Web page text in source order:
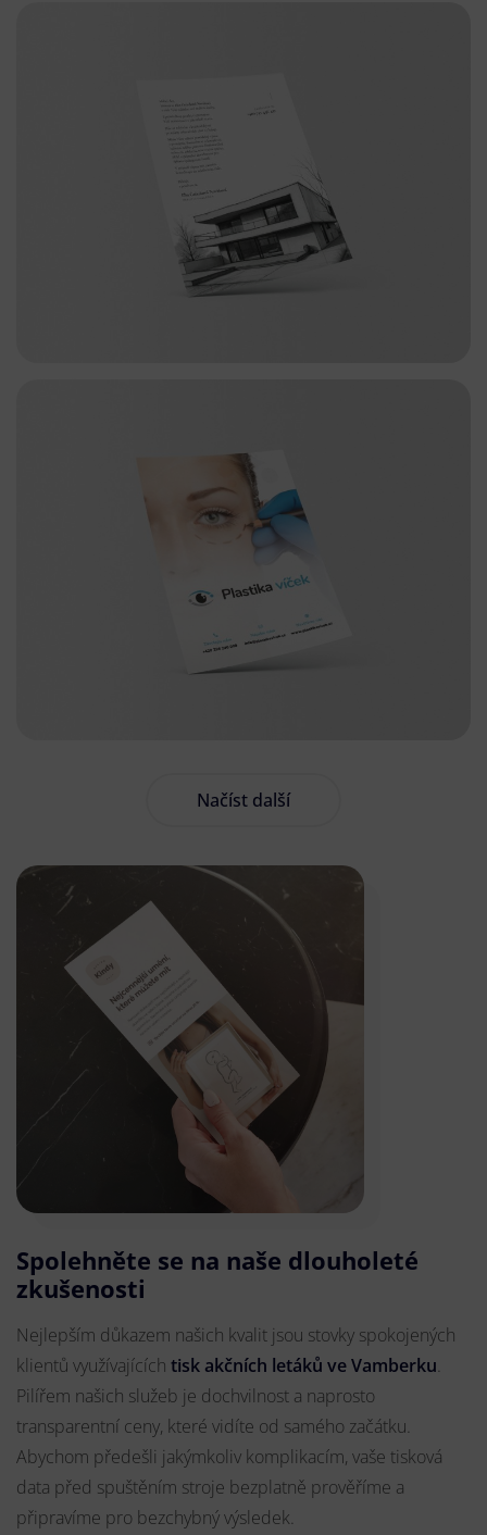
Načíst další
Spolehněte se na naše dlouholeté
zkušenosti
Nejlepším důkazem našich kvalit jsou stovky spokojených
klientů využívajících tisk akčních letáků ve Vamberku.
Pilířem našich služeb je dochvilnost a naprosto
transparentní ceny, které vidíte od samého začátku.
Abychom předešli jakýmkoliv komplikacím, vaše tisková
data před spuštěním stroje bezplatně prověříme a
připravíme pro bezchybný výsledek.